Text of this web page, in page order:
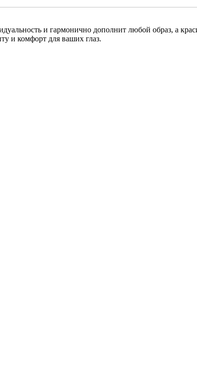
и гармонично дополнит любой образ, а
и комфорт для ваших глаз.